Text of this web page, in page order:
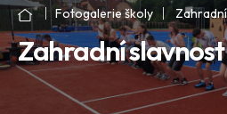
Fotogalerie školy
Zahradní slavnost